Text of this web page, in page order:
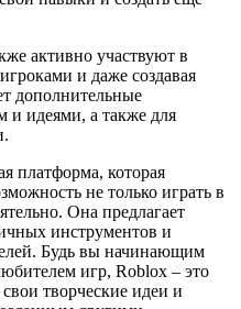
активно участвуют в
и даже создавая
дополнительные
и идеями, а также для
платформа, которая
не только играть в
Она предлагает
инструментов и
Будь вы начинающим
игр, Roblox – это
творческие идеи и